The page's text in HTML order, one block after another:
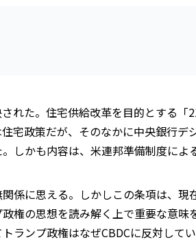
れた。住宅供給改革を目的とする「
政策だが、そのなかに中央銀行デジ
しかも内容は、米連邦準備制度によ
係に思える。しかしこの条項は、現
権の思想を読み解く上で重要な意味
ランプ政権はなぜCBDCに反対して